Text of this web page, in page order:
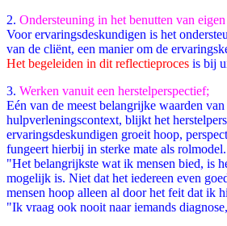
2. Ondersteuning in het benutten van
Voor ervaringsdeskundigen is het
van de cliënt, een manier om de
Het begeleiden in dit reflectieproces is bij
3. Werken vanuit een herstelperspectief;
Eén van de meest belangrijke waarden
hulpverleningscontext, blijkt het
ervaringsdeskundigen groeit hoop,
fungeert hierbij in sterke mate als rolmodel.
"Het belangrijkste wat ik mensen bied, is
mogelijk is. Niet dat het iedereen even
mensen hoop alleen al door het feit dat ik
"Ik vraag ook nooit naar iemands